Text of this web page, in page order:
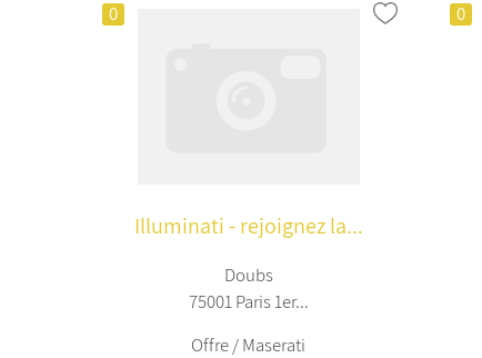
0
Illuminati - rejoignez la...
Doubs
75001 Paris 1er...
Offre / Maserati
0